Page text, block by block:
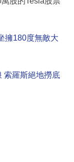
擁180度無敵大
索羅斯絕地撈底